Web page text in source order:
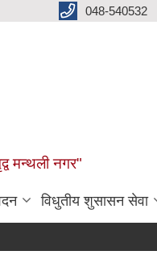
048-540532
मन्थली नगर"
विधुतीय शुसासन सेवा